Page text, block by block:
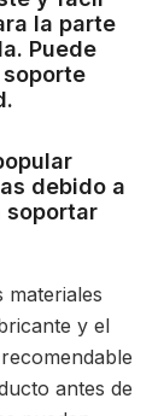
la parte
Puede
debido a
soportar
materiales
y el
antes de